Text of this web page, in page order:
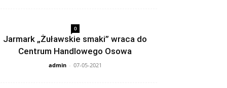
0
Jarmark „Żuławskie smaki” wraca do
Centrum Handlowego Osowa
admin - 07-05-2021